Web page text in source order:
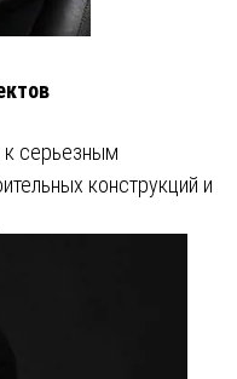
серьезным
конструкций и